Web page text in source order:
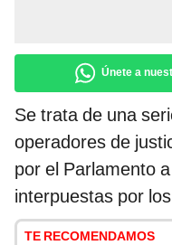
Únete a
Se trata de una
operadores de
por el Parlamento
interpuestas por
TE RECOMENDAMOS